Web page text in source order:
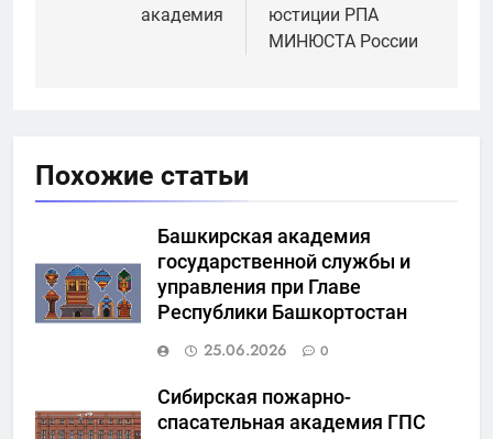
академия
юстиции РПА
МИНЮСТА России
Похожие статьи
Башкирская академия
государственной службы и
управления при Главе
Республики Башкортостан
25.06.2026
0
Сибирская пожарно-
спасательная академия ГПС